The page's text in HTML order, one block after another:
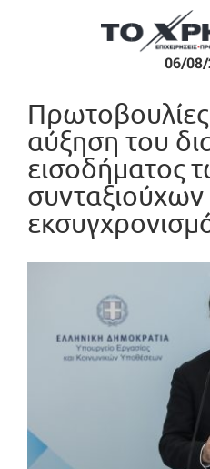
06/
Πρωτοβουλίες
αύξηση του
εισοδήματος
συνταξιούχων
μεγαλύτερης